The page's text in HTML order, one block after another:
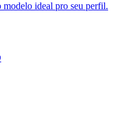
modelo ideal pro seu perfil.